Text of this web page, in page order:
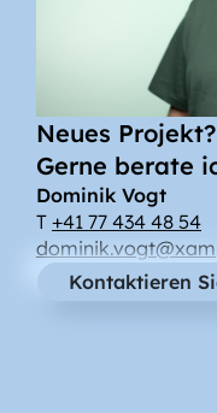
Neues Projekt?
Gerne berate
Dominik Vogt
T +41 77 434 48 54
Kontaktieren